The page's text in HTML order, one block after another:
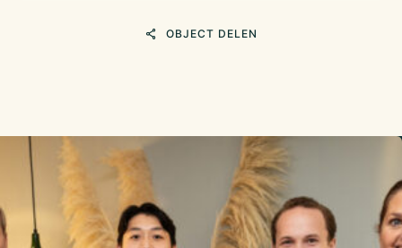
OBJECT DELEN